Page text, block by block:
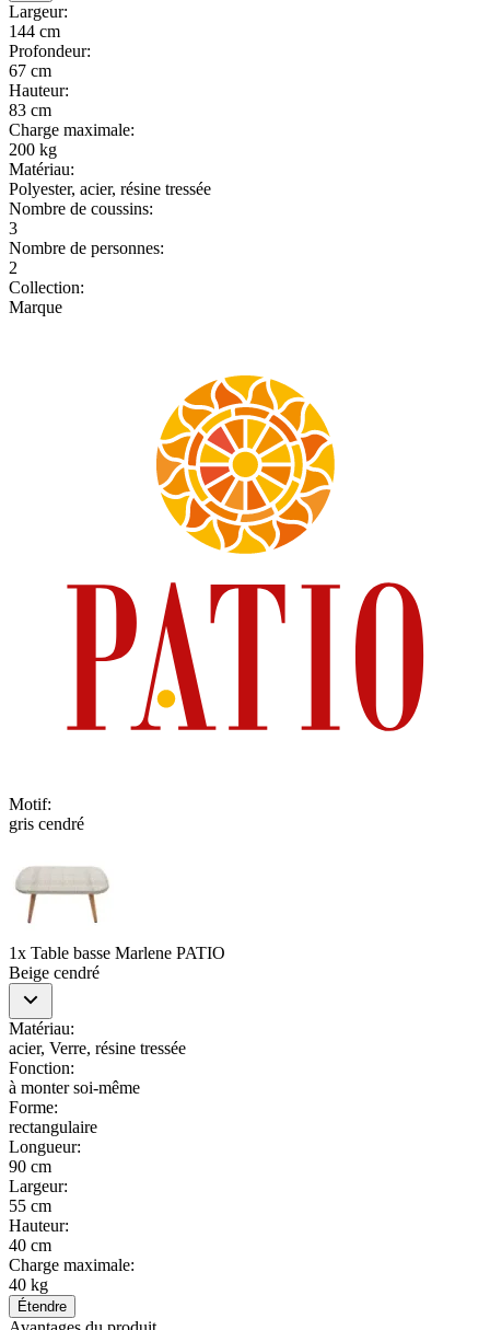
Largeur:
144 cm
Profondeur:
67 cm
Hauteur:
83 cm
Charge maximale:
200 kg
Matériau:
Polyester, acier, résine tressée
Nombre de coussins:
3
Nombre de personnes:
2
Collection:
Marque
Motif:
gris cendré
1x Table basse Marlene PATIO
Beige cendré
Matériau:
acier, Verre, résine tressée
Fonction:
à monter soi-même
Forme:
rectangulaire
Longueur:
90 cm
Largeur:
55 cm
Hauteur:
40 cm
Charge maximale:
40 kg
Étendre